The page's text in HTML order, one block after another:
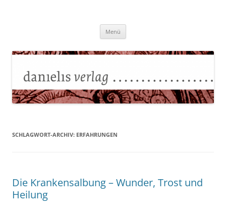
Menü
SCHLAGWORT-ARCHIV: ERFAHRUNGEN
Die Krankensalbung – Wunder, Trost und
Heilung